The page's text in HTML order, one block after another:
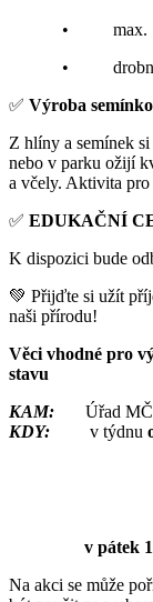
• max. 1
• drobné
✅ Výroba
Z hlíny a semínek
nebo v parku ožijí
a včely. Aktivita pro
✅ EDUKAČNÍ
K dispozici bude
💚 Přijďte si užít
naši přírodu!
Věci vhodné pro
stavu
KAM: Úřad MČ
KDY: v týdnu
v pátek 12.
Na akci se může